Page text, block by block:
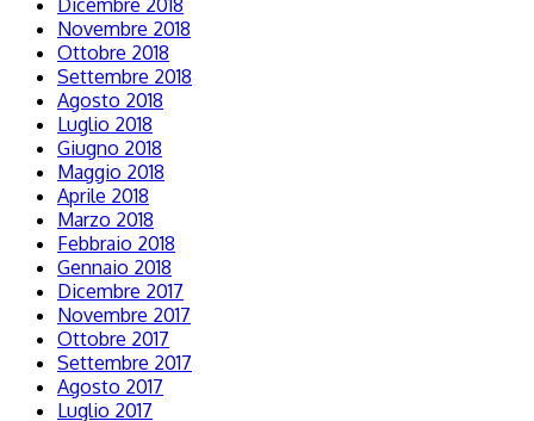
Dicembre 2018
Novembre 2018
Ottobre 2018
Settembre 2018
Agosto 2018
Luglio 2018
Giugno 2018
Maggio 2018
Aprile 2018
Marzo 2018
Febbraio 2018
Gennaio 2018
Dicembre 2017
Novembre 2017
Ottobre 2017
Settembre 2017
Agosto 2017
Luglio 2017